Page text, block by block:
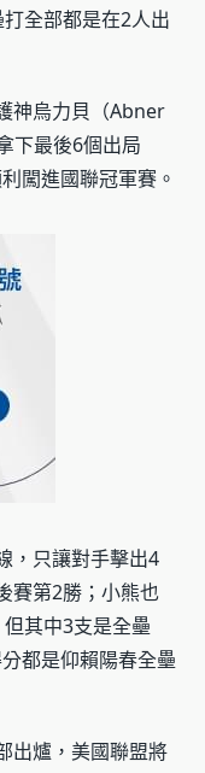
全部都是在2人出
神烏力貝（Abner
下最後6個出局
闖進國聯冠軍賽。
，只讓對手擊出4
賽第2勝；小熊也
其中3支是全壘
都是仰賴陽春全壘
出爐，美國聯盟將